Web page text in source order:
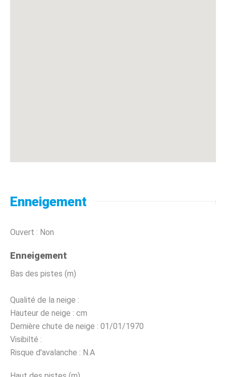
Enneigement
Ouvert : Non
Enneigement
Bas des pistes (m)
Qualité de la neige :
Hauteur de neige : cm
Dernière chute de neige : 01/01/1970
Visibilté :
Risque d'avalanche : N.A